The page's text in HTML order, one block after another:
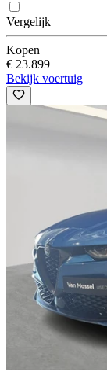
Vergelijk
Kopen
€ 23.899
Bekijk voertuig